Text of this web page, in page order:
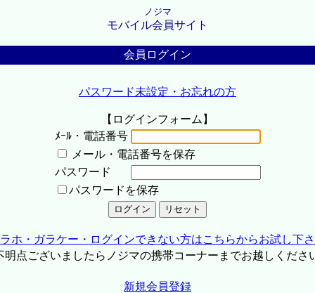
ノジマ
モバイル会員サイト
会員ログイン
パスワード未設定・お忘れの方
【ログインフォーム】
ﾒｰﾙ・電話番号
メール・電話番号を保存
パスワード
パスワードを保存
ホ・ガラケー・ログインできない方はこちらからお試し下
点ございましたらノジマの携帯コーナーまでお越しくださ
新規会員登録